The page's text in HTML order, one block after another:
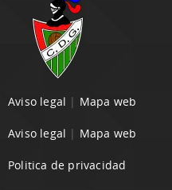
Aviso legal | Mapa web
Aviso legal | Mapa web
Politica de privacidad